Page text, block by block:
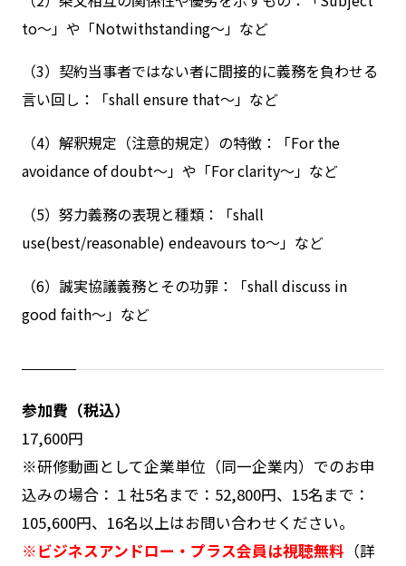
to～」や「Notwithstanding～」など
（3）契約当事者ではない者に間接的に義務を負わせる
言い回し：「shall ensure that～」など
（4）解釈規定（注意的規定）の特徴：「For the
avoidance of doubt～」や「For clarity～」など
（5）努力義務の表現と種類：「shall
use(best/reasonable) endeavours to～」など
（6）誠実協議義務とその功罪：「shall discuss in
good faith～」など
参加費（税込）
17,600円
※研修動画として企業単位（同一企業内）でのお申
込みの場合：１社5名まで：52,800円、15名まで：
105,600円、16名以上はお問い合わせください。
※ビジネスアンドロー・プラス会員は視聴無料 （詳